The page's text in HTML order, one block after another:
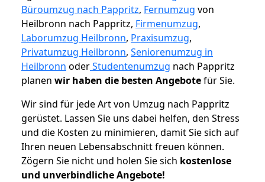
Büroumzug nach Pappritz, Fernumzug von
Heilbronn nach Pappritz, Firmenumzug,
Laborumzug Heilbronn, Praxisumzug,
Privatumzug Heilbronn, Seniorenumzug in
Heilbronn oderStudentenumzug nach Pappritz
planen wir haben die besten Angebotefür Sie.
Wir sind für jede Art von Umzug nach Pappritz
gerüstet. Lassen Sie uns dabei helfen, den Stress
und die Kosten zu minimieren, damit Sie sich auf
Ihren neuen Lebensabschnitt freuen können.
Zögern Sie nicht und holen Sie sich kostenlose
und unverbindliche Angebote!